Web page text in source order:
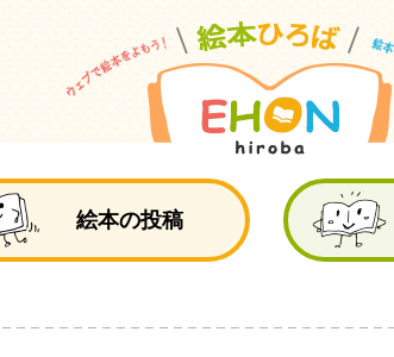
絵本の投稿